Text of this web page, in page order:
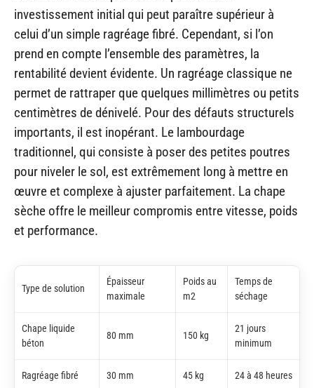
investissement initial qui peut paraître supérieur à
celui d’un simple ragréage fibré. Cependant, si l’on
prend en compte l’ensemble des paramètres, la
rentabilité devient évidente. Un ragréage classique ne
permet de rattraper que quelques millimètres ou petits
centimètres de dénivelé. Pour des défauts structurels
importants, il est inopérant. Le lambourdage
traditionnel, qui consiste à poser des petites poutres
pour niveler le sol, est extrêmement long à mettre en
œuvre et complexe à ajuster parfaitement. La chape
sèche offre le meilleur compromis entre vitesse, poids
et performance.
Type de solution
Épaisseur
maximale
Poids au
m2
Temps de
séchage
Chape liquide
béton
80 mm 150 kg
21 jours
minimum
Ragréage fibré 30 mm 45 kg 24 à 48 heures